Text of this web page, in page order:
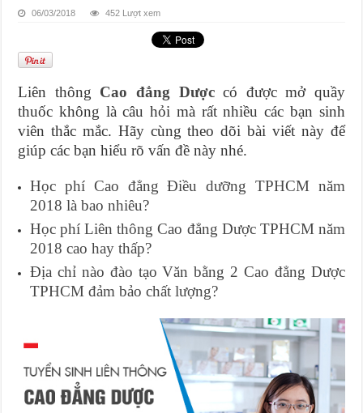
06/03/2018 452 Lượt xem
Liên thông Cao đẳng Dượccó được mở quầy
thuốc không là câu hỏi mà rất nhiều các bạn sinh
viên thắc mắc. Hãy cùng theo dõi bài viết này để
giúp các bạn hiểu rõ vấn đề này nhé.
Học phí Cao đẳng Điều dưỡng TPHCM năm
2018 là bao nhiêu?
Học phí Liên thông Cao đẳng Dược TPHCM năm
2018 cao hay thấp?
Địa chỉ nào đào tạo Văn bằng 2 Cao đẳng Dược
TPHCM đảm bảo chất lượng?